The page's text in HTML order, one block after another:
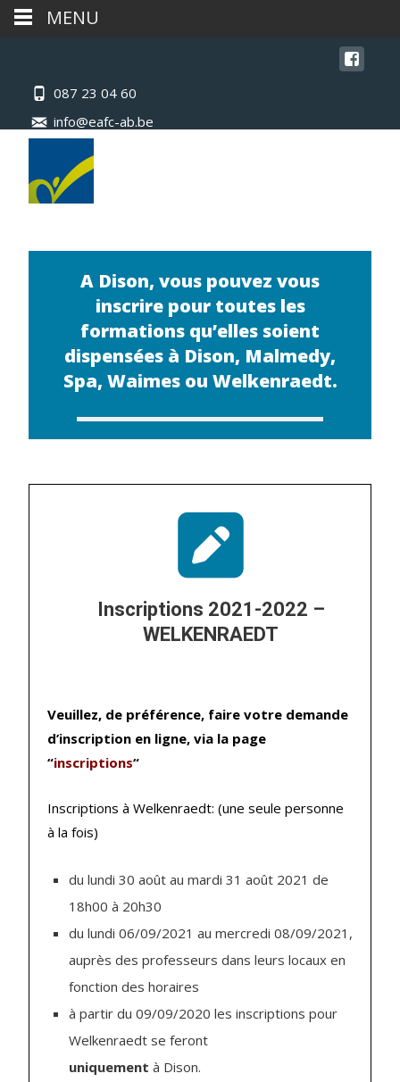
087 23 04 60
info@eafc-ab.be
A Dison, vous pouvez vous
inscrire pour toutes les
formations qu’elles soient
dispensées à Dison, Malmedy,
Spa, Waimes ou Welkenraedt.
Inscriptions 2021-2022 –
WELKENRAEDT
Veuillez, de préférence, faire votre demande
d’inscription en ligne, via la page
“inscriptions“
Inscriptions à Welkenraedt: (une seule personne
à la fois)
du lundi 30 août au mardi 31 août 2021 de
18h00 à 20h30
du lundi 06/09/2021 au mercredi 08/09/2021,
auprès des professeurs dans leurs locaux en
fonction des horaires
à partir du 09/09/2020 les inscriptions pour
Welkenraedt se feront
uniquement à Dison.
MENU